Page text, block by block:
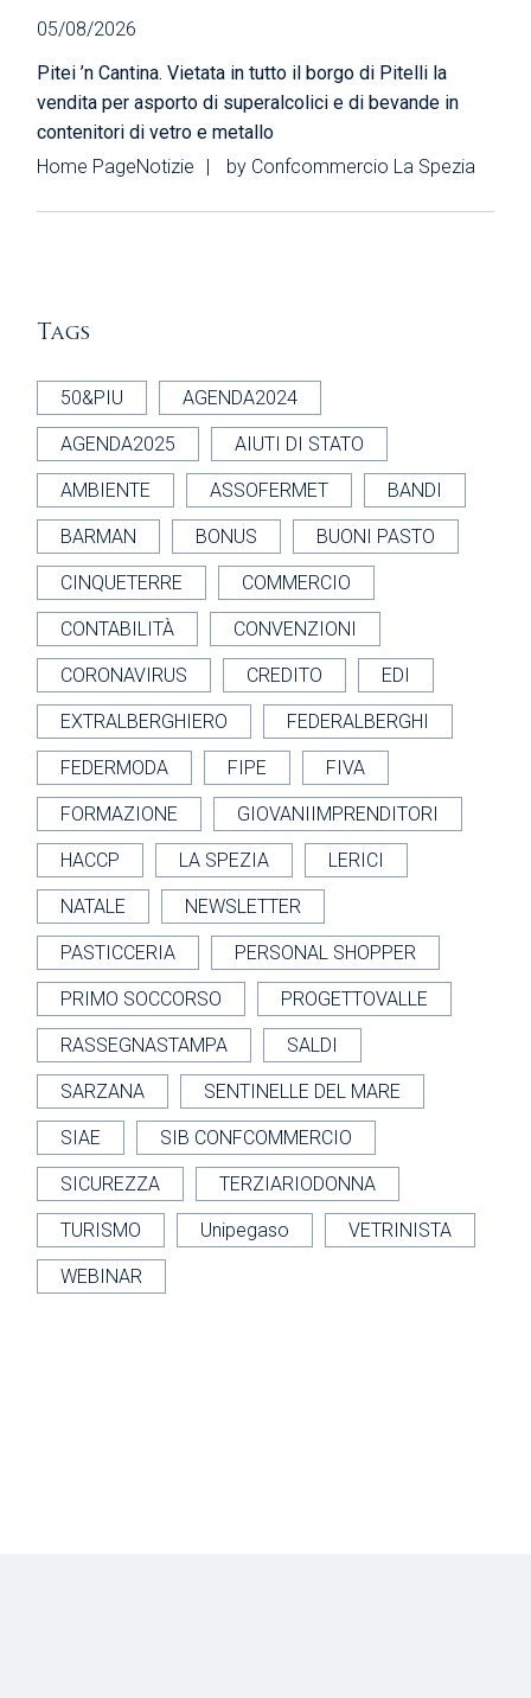
05/08/2026
Pitei ’n Cantina. Vietata in tutto il borgo di Pitelli la
vendita per asporto di superalcolici e di bevande in
contenitori di vetro e metallo
Home PageNotizie by Confcommercio La Spezia
Tags
50&PIU AGENDA2024
AGENDA2025 AIUTI DI STATO
AMBIENTE ASSOFERMET BANDI
BARMAN BONUS BUONI PASTO
CINQUETERRE COMMERCIO
CONTABILITÀ CONVENZIONI
CORONAVIRUS CREDITO EDI
EXTRALBERGHIERO FEDERALBERGHI
FEDERMODA FIPE FIVA
FORMAZIONE GIOVANIIMPRENDITORI
HACCP LA SPEZIA LERICI
NATALE NEWSLETTER
PASTICCERIA PERSONAL SHOPPER
PRIMO SOCCORSO PROGETTOVALLE
RASSEGNASTAMPA SALDI
SARZANA SENTINELLE DEL MARE
SIAE SIB CONFCOMMERCIO
SICUREZZA TERZIARIODONNA
TURISMO Unipegaso VETRINISTA
WEBINAR